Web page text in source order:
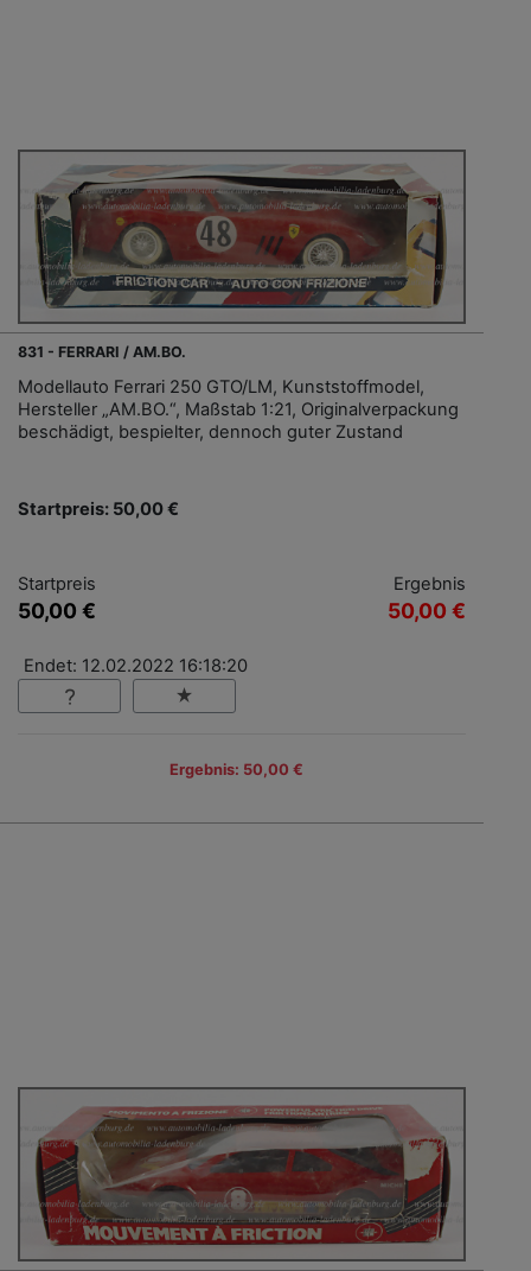
831 - FERRARI / AM.BO.
Modellauto Ferrari 250 GTO/LM, Kunststoffmodel,
Hersteller „AM.BO.“, Maßstab 1:21, Originalverpackung
beschädigt, bespielter, dennoch guter Zustand
Startpreis: 50,00 €
Startpreis
50,00 €
Ergebnis
50,00 €
Endet: 12.02.2022 16:18:20
Ergebnis: 50,00 €